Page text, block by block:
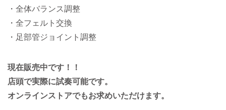
・全体バランス調整
・全フェルト交換
・足部管ジョイント調整
現在販売中です！！
店頭で実際に試奏可能です。
オンラインストアでもお求めいただけます。